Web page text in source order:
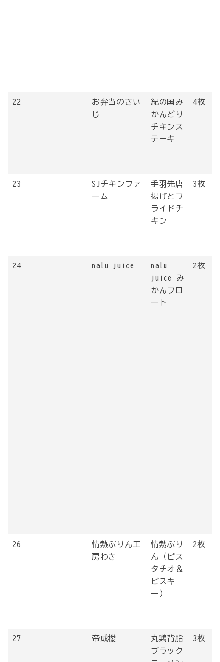
22
お弁当のさい
じ
紀の国み
かんどり
チキンス
テーキ
4枚
23
SJチキンファ
ーム
手羽先唐
揚げとフ
ライドチ
キン
3枚
24 nalu juice
nalu
juice み
かんフロ
ート
2枚
26
情熱ぷりん工
房わさ
情熱ぷり
ん（ピス
タチオ＆
ビスキ
ー）
2枚
27 帝成楼
丸鶏背脂
ブラック
3枚